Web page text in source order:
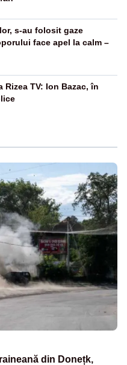
s-au folosit gaze
face apel la calm –
Rizea TV: Ion Bazac, în
din Donețk,